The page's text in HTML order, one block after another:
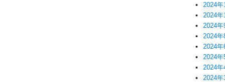
2024年
2024年
2024年
2024年
2024年
2024年
2024年
2024年